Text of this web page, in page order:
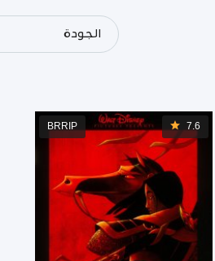
الجودة
7.6
BRRIP